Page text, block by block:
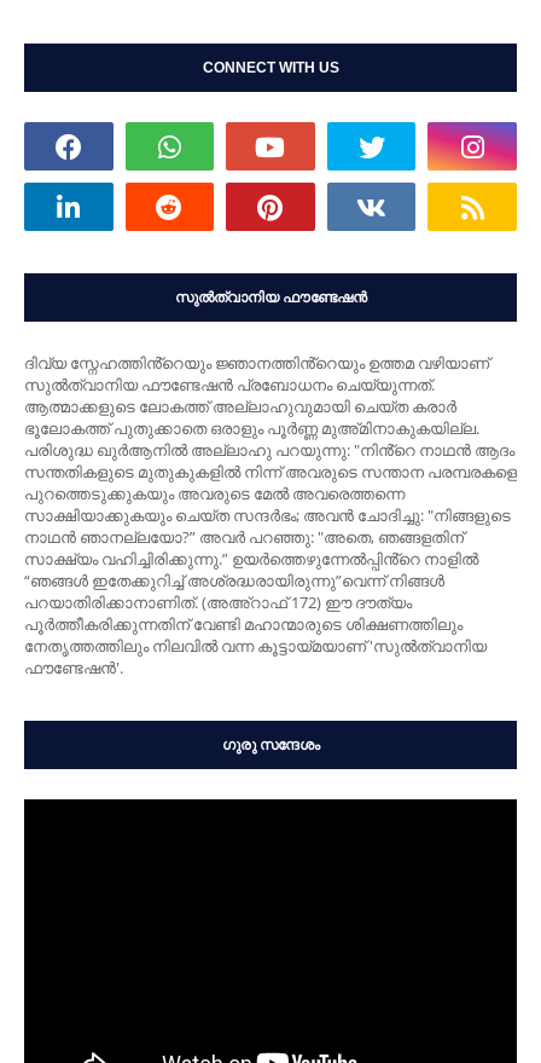
CONNECT WITH US
സുൽത്വാനിയ ഫൗണ്ടേഷൻ
ദിവ്യ സ്നേഹത്തിൻ്റെയും ജ്ഞാനത്തിൻ്റെയും ഉത്തമ വഴിയാണ്
സുൽത്വാനിയ ഫൗണ്ടേഷൻ പ്രബോധനം ചെയ്യുന്നത്.
ആത്മാക്കളുടെ ലോകത്ത് അല്ലാഹുവുമായി ചെയ്ത കരാർ
ഭൂലോകത്ത് പുതുക്കാതെ ഒരാളും പൂർണ്ണ മുഅ്മിനാകുകയില്ല.
പരിശുദ്ധ ഖുർആനിൽ അല്ലാഹു പറയുന്നു: "നിൻ്റെ നാഥന്‍ ആദം
സന്തതികളുടെ മുതുകുകളില്‍ നിന്ന് അവരുടെ സന്താന പരമ്പരകളെ
പുറത്തെടുക്കുകയും അവരുടെ മേല്‍ അവരെത്തന്നെ
സാക്ഷിയാക്കുകയും ചെയ്ത സന്ദര്‍ഭം; അവന്‍ ചോദിച്ചു: "നിങ്ങളുടെ
നാഥന്‍ ഞാനല്ലയോ?” അവര്‍ പറഞ്ഞു: "അതെ, ഞങ്ങളതിന്
സാക്ഷ്യം വഹിച്ചിരിക്കുന്നു.” ഉയർത്തെഴുന്നേല്‍പ്പിൻ്റെ നാളിൽ
“ഞങ്ങള്‍ ഇതേക്കുറിച്ച് അശ്രദ്ധരായിരുന്നു”വെന്ന് നിങ്ങള്‍
പറയാതിരിക്കാനാണിത്. (അഅ്റാഫ് 172) ഈ ദൗത്യം
പൂർത്തീകരിക്കുന്നതിന് വേണ്ടി മഹാന്മാരുടെ ശിക്ഷണത്തിലും
നേതൃത്തത്തിലും നിലവിൽ വന്ന കൂട്ടായ്മയാണ് 'സുൽത്വാനിയ
ഫൗണ്ടേഷൻ'.
ഗുരു സന്ദേശം